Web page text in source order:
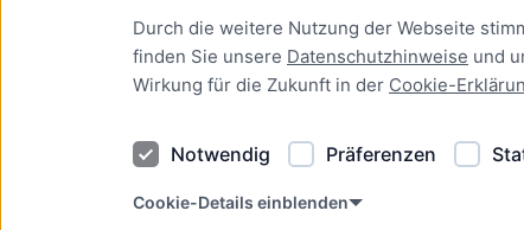
Durch die weitere Nutzung der Webseite
finden Sie unsere Datenschutzhinweise und
Wirkung für die Zukunft in der Cookie-
Notwendig Präferenzen
Cookie-Details einblenden